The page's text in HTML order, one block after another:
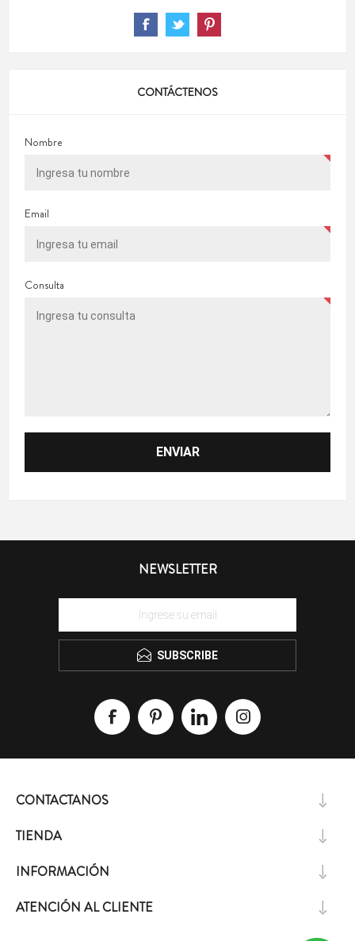
CONTÁCTENOS
Nombre
Email
Consulta
NEWSLETTER
SUBSCRIBE
CONTACTANOS
TIENDA
INFORMACIÓN
ATENCIÓN AL CLIENTE